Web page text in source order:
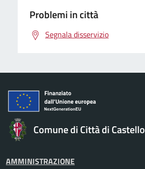
Problemi in città
Segnala disservizio
Comune di Città di Castello
AMMINISTRAZIONE